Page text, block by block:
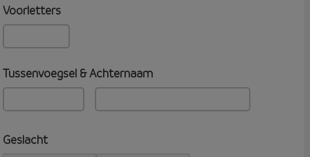
Voorletters
Tussenvoegsel & Achternaam
Geslacht